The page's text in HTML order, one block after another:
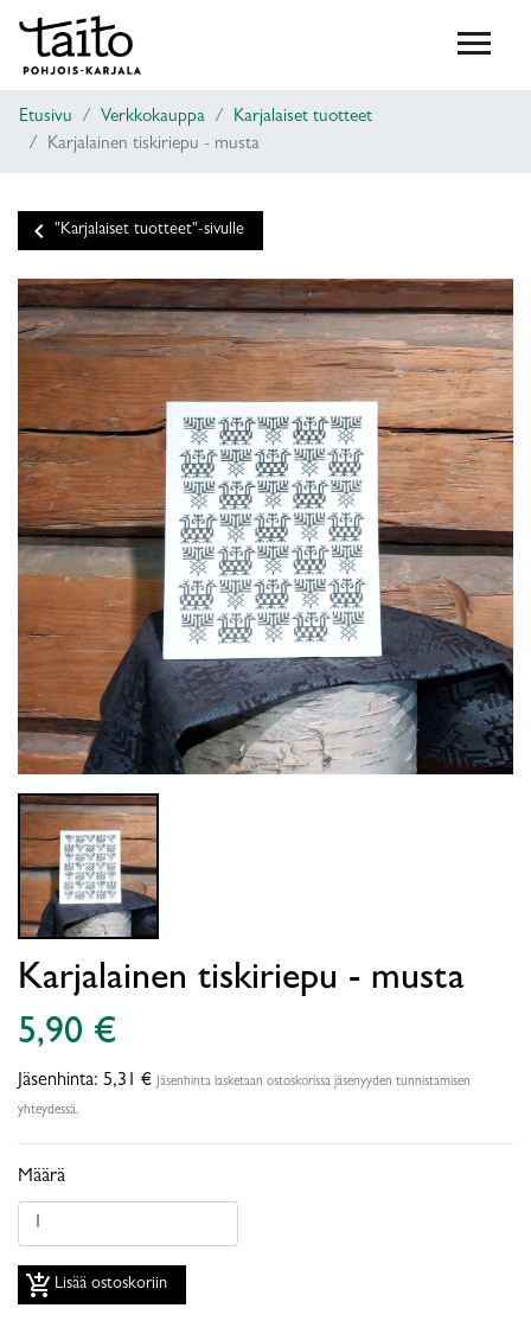
Etusivu Verkkokauppa
Karjalaiset tuotteet
Karjalainen tiskiriepu - musta
keyboard_arrow_left "Karjalaiset tuotteet"-sivulle
Karjalainen tiskiriepu - musta
5,90 €
Jäsenhinta: 5,31 € Jäsenhinta lasketaan ostoskorissa jäsenyyden tunnistamisen
yhteydessä.
Määrä
add_shopping_cart Lisää ostoskoriin